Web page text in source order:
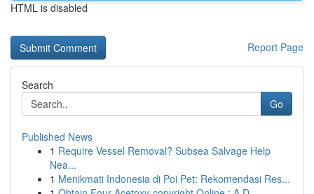
HTML is disabled
Report Page
Search
Go
Published News
1 Require Vessel Removal? Subsea Salvage Help
Nea...
1 Menikmati Indonesia di Poi Pet: Rekomendasi Res...